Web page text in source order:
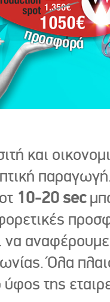
και
10-20 sec
Όλα
ύφος της